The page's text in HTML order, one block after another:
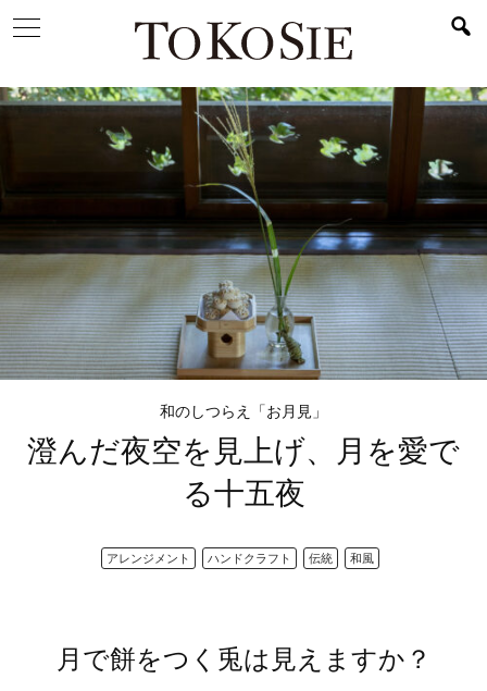
和のしつらえ「お月見」
澄んだ夜空を見上げ、
月を愛で
る十五夜
アレンジメント ハンドクラフト 伝統 和風
月で餅をつく兎は見えますか？